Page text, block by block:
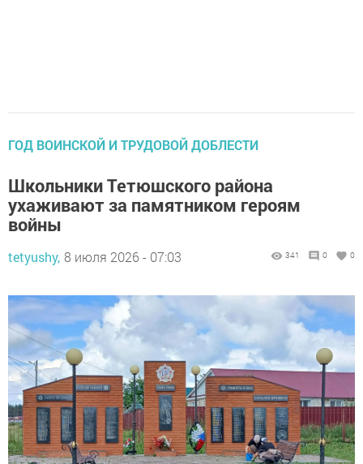
ГОД ВОИНСКОЙ И ТРУДОВОЙ ДОБЛЕСТИ
Школьники Тетюшского района
ухаживают за памятником героям
войны
tetyushy, 8 июля 2026 - 07:03 341 0 0